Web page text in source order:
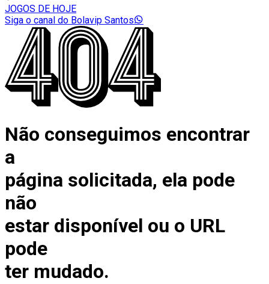
JOGOS DE HOJE
Siga o canal do Bolavip Santos
Não conseguimos encontrar
a
página solicitada, ela pode
não
estar disponível ou o URL
pode
ter mudado.